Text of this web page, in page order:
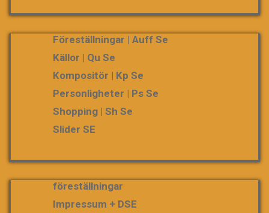
Föreställningar | Auff Se
Källor | Qu Se
Kompositör | Kp Se
Personligheter | Ps Se
Shopping | Sh Se
Slider SE
föreställningar
Impressum + DSE